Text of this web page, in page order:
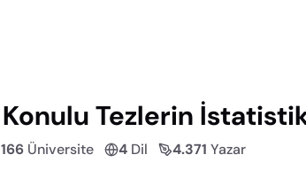
Konulu Tezlerin
166 Üniversite 4 Dil 4.371 Yazar